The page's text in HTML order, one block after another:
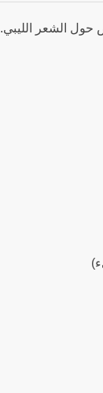
الشعر الليبي.